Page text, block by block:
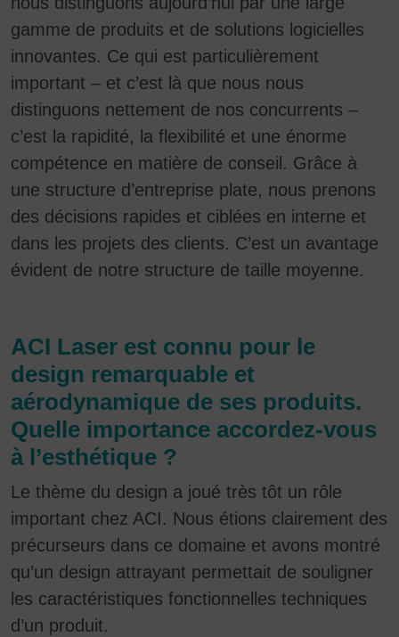
gamme de produits et de solutions logicielles
innovantes. Ce qui est particulièrement
important – et c’est là que nous nous
distinguons nettement de nos concurrents –
c’est la rapidité, la flexibilité et une énorme
compétence en matière de conseil. Grâce à
une structure d’entreprise plate, nous prenons
des décisions rapides et ciblées en interne et
dans les projets des clients. C’est un avantage
évident de notre structure de taille moyenne.
ACI Laser est connu pour le
design remarquable et
aérodynamique de ses produits.
Quelle importance accordez-vous
à l’esthétique ?
Le thème du design a joué très tôt un rôle
important chez ACI. Nous étions clairement des
précurseurs dans ce domaine et avons montré
qu’un design attrayant permettait de souligner
les caractéristiques fonctionnelles techniques
d’un produit.